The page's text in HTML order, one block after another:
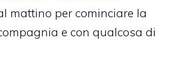
mattino per cominciare la
e con qualcosa di